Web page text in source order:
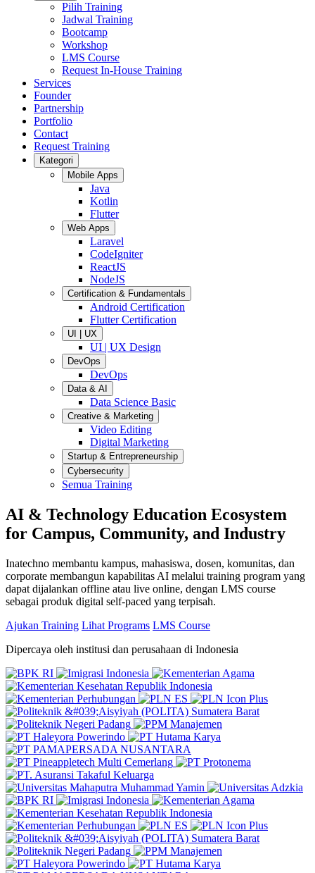
Pilih Training
Jadwal Training
Bootcamp
Workshop
LMS Course
Request In-House Training
Services
Founder
Partnership
Portfolio
Contact
Request Training
Kategori
Mobile Apps
Java
Kotlin
Flutter
Web Apps
Laravel
CodeIgniter
ReactJS
NodeJS
Certification & Fundamentals
Android Certification
Flutter Certification
UI | UX
UI | UX Design
DevOps
DevOps
Data & AI
Data Science Basic
Creative & Marketing
Video Editing
Digital Marketing
Startup & Entrepreneurship
Cybersecurity
Semua Training
AI & Technology Education Ecosystem
for Campus, Community, and Industry
Inatechno membantu kampus, mahasiswa, dosen, komunitas, dan
corporate membangun kapabilitas AI melalui training program yang
dapat dijalankan offline atau live online, dengan LMS course
sebagai produk digital self-paced yang terpisah.
Ajukan Training Lihat Programs LMS Course
Dipercaya oleh institusi dan perusahaan di Indonesia